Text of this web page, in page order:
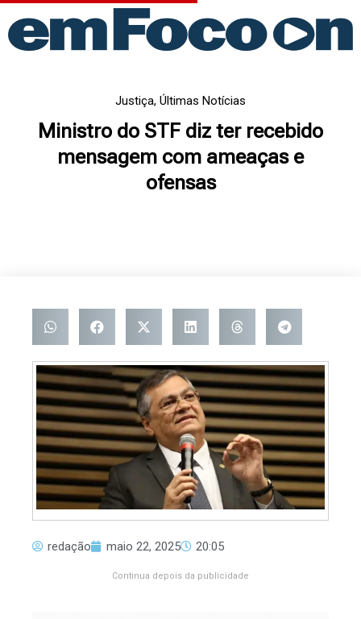
para
Justiça, Últimas Notícias
Ministro do STF diz ter recebido
mensagem com ameaças e
ofensas
redação maio 22, 2025 20:05
Continua depois da publicidade